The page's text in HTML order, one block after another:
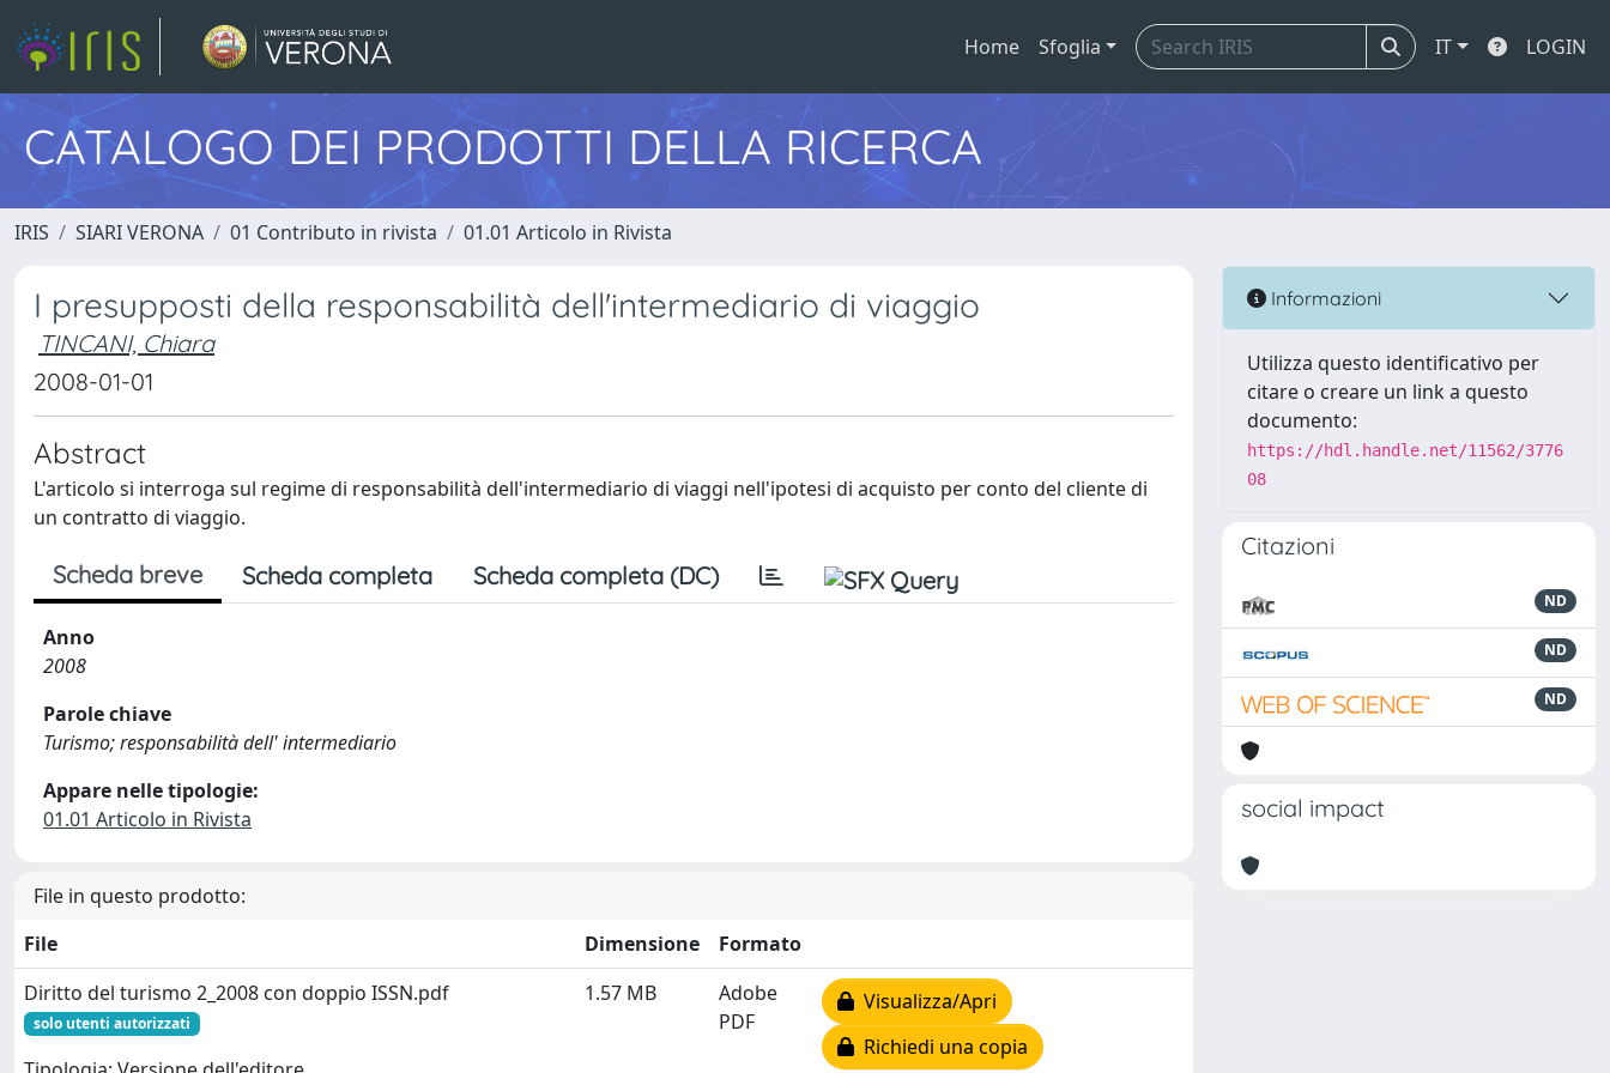
Home Sfoglia IT LOGIN
CATALOGO DEI PRODOTTI DELLA RICERCA
IRIS SIARI VERONA 01 Contributo in rivista 01.01 Articolo in Rivista
I presupposti della responsabilità dell'intermediario di viaggio
TINCANI, Chiara
2008-01-01
Abstract
L'articolo si interroga sul regime di responsabilità dell'intermediario di viaggi nell'ipotesi di acquisto per conto del cliente di
un contratto di viaggio.
Scheda breve Scheda completa Scheda completa (DC)
Anno
2008
Parole chiave
Turismo; responsabilità dell' intermediario
Appare nelle tipologie:
01.01 Articolo in Rivista
File in questo prodotto:
File
Dimensione
Formato
Diritto del turismo 2_2008 con doppio ISSN.pdf
solo utenti autorizzati
1.57 MB
Adobe
PDF
Visualizza/Apri
Richiedi una copia
Informazioni
Utilizza questo identificativo per
citare o creare un link a questo
documento:
https://hdl.handle.net/11562/3776
08
Citazioni
ND
ND
ND
social impact